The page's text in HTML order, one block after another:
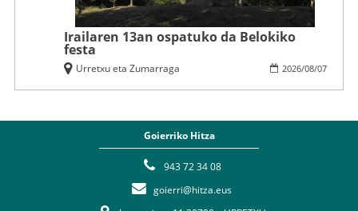
Irailaren 13an ospatuko da Belokiko
festa
2026/08/07
Urretxu eta Zumarraga
Goierriko Hitza
943 72 34 08
goierri@hitza.eus